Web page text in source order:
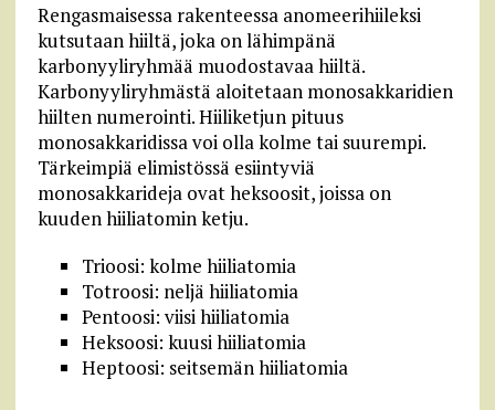
Rengasmaisessa rakenteessa anomeerihiileksi
kutsutaan hiiltä, joka on lähimpänä
karbonyyliryhmää muodostavaa hiiltä.
Karbonyyliryhmästä aloitetaan monosakkaridien
hiilten numerointi. Hiiliketjun pituus
monosakkaridissa voi olla kolme tai suurempi.
Tärkeimpiä elimistössä esiintyviä
monosakkarideja ovat heksoosit, joissa on
kuuden hiiliatomin ketju.
Trioosi: kolme hiiliatomia
Totroosi: neljä hiiliatomia
Pentoosi: viisi hiiliatomia
Heksoosi: kuusi hiiliatomia
Heptoosi: seitsemän hiiliatomia